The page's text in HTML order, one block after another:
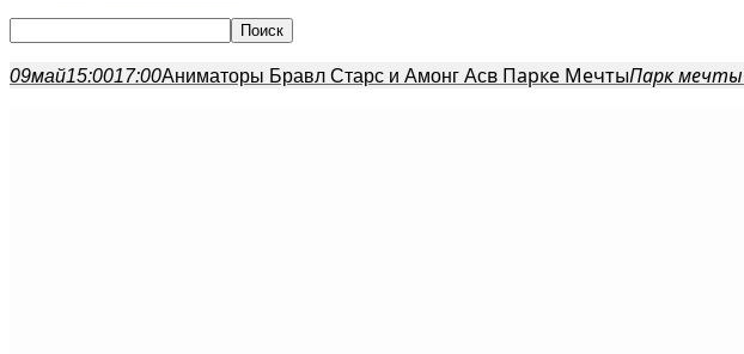
09май15:0017:00Аниматоры Бравл Старс и Амонг Асв Парке МечтыПарк мечты